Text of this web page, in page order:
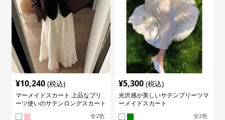
¥10,240 (税込)
マーメイドスカート 上品なプリ
ーツ使いのサテンロングスカート
全2色
¥5,300 (税込)
光沢感が美しいサテンプリーツマ
ーメイドスカート
全2色